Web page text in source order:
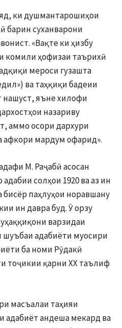
ки душмантарошиҳои
барин суханварони
«Вақте ки ҳизбу
комили ҳофизаи таърихӣ
мероси гузашта
ва таҳқиқи бадеии
нашуст, яъне хилофи
назариву
аммо осори дархури
афкори мардум офарид».
М. Раҷабӣ асосан
солҳои 1920 ва аз ин
бисёр паҳлуҳои норавшану
ин давра буд. Ӯ орзу
варзидаи
шуъбаи адабиёти муосири
ба номи Рӯдакӣ
тоҷикии қарни XX таълиф
масъалаи таҳияи
адабиёт андеша мекард ва